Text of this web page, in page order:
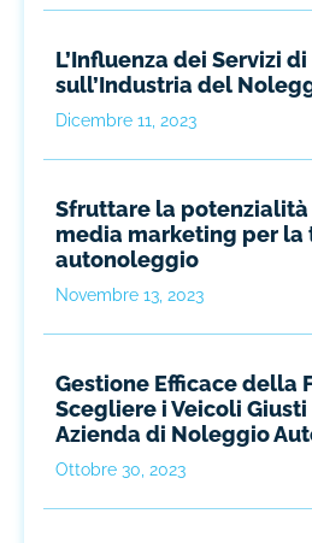
L’Influenza dei Servizi
sull’Industria del
Dicembre 11, 2023
Sfruttare la
media marketing per la
autonoleggio
Novembre 13, 2023
Gestione Efficace della
Scegliere i Veicoli Giusti
Azienda di Noleggio
Ottobre 30, 2023